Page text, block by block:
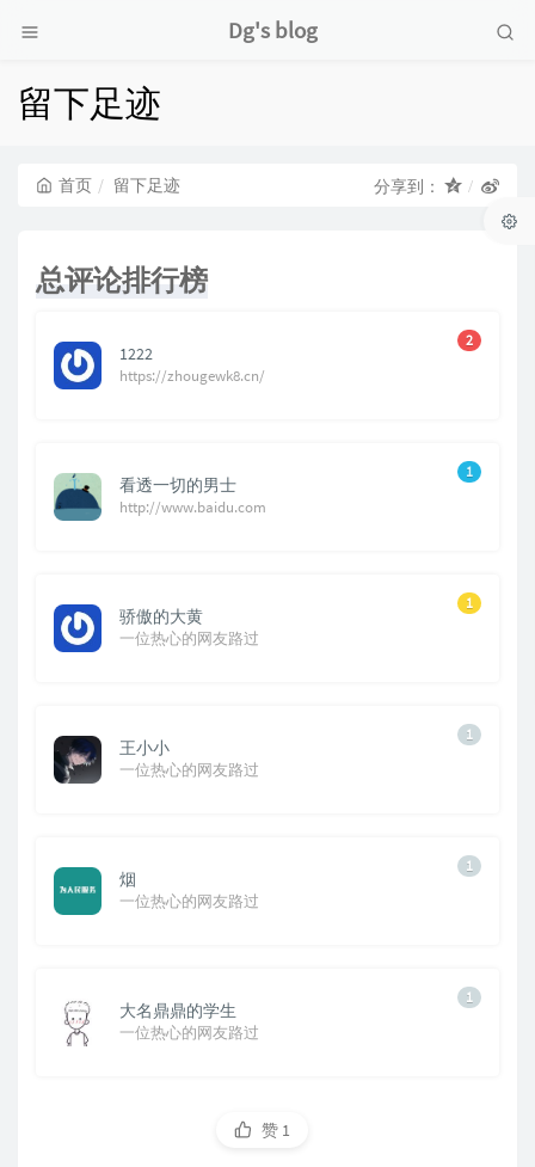
Dg's blog
留下足迹
首页 留下足迹 分享到：
总评论排行榜
2
1222
https://zhougewk8.cn/
1
看透一切的男士
http://www.baidu.com
1
骄傲的大黄
一位热心的网友路过
1
王小小
一位热心的网友路过
1
烟
一位热心的网友路过
1
大名鼎鼎的学生
一位热心的网友路过
赞 1